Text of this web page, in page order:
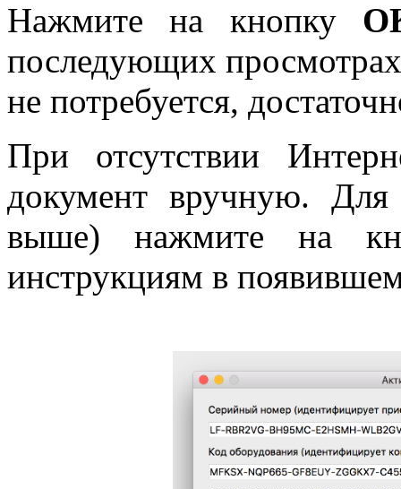
Нажмите на кнопку
последующих
не потребуется,
При отсутствии
документ вручную.
выше) нажмите на
инструкциям в